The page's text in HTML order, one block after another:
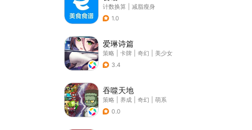
计数换算
减脂瘦身
1.0
爱琳诗篇
策略 卡牌 奇幻
美少女
3.4
吞噬天地
策略 养成 奇幻
萌系
0.0